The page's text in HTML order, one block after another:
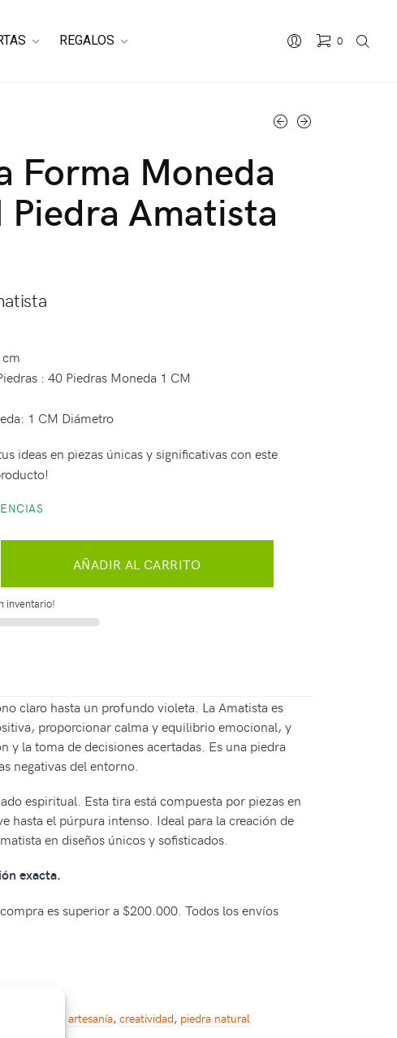
REGALOS 0
Forma Moneda
Piedra Amatista
: 40 Piedras Moneda 1 CM
1 CM Diámetro
ideas en piezas únicas y significativas con este
AÑADIR AL CARRITO
inventario!
claro hasta un profundo violeta. La Amatista es
proporcionar calma y equilibrio emocional, y
la toma de decisiones acertadas. Es una piedra
negativas del entorno.
espiritual. Esta tira está compuesta por piezas en
hasta el púrpura intenso. Ideal para la creación de
en diseños únicos y sofisticados.
exacta.
es superior a $200.000. Todos los envíos
artesanía, creatividad, piedra natural